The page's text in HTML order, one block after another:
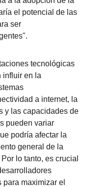
el potencial de las
ser
tecnológicas
influir en la
a internet, la
y las capacidades de
pueden variar
podría afectar la
general de la
lo tanto, es crucial
maximizar el